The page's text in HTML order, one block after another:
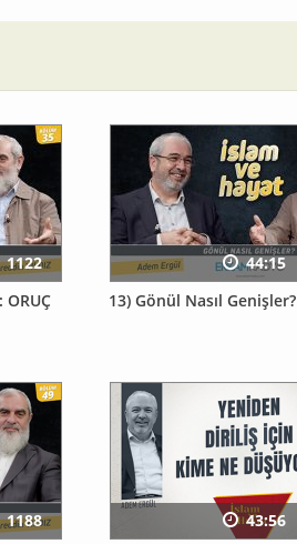
1122
13) Gönül Nasıl Genişler?
44:15
1188 43:56